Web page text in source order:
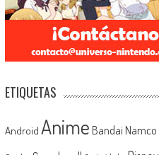
ETIQUETAS
Android Anime Bandai Namco